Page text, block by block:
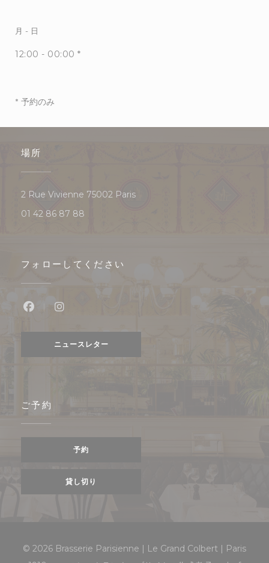
月 - 日
12:00 - 00:00 *
* 予約のみ
場所
2 Rue Vivienne 75002 Paris((新しいウィンドウで開きます))
01 42 86 87 88
フォローしてください
ニュースレター
ご予約
予約
貸し切り
© 2026 Brasserie Parisienne | Le Grand Colbert | Paris